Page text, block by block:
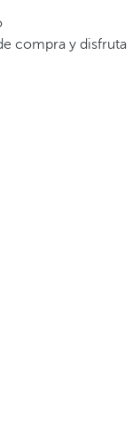
compra y disfruta